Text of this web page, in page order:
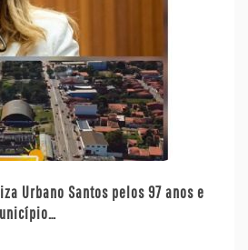
Urbano Santos pelos 97 anos e